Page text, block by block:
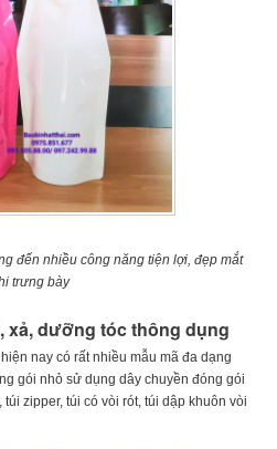
đến nhiều công năng tiện lợi, đẹp mắt
trưng bày
xả, dưỡng tóc thông dụng
nay có rất nhiều mẫu mã đa dạng
gói nhỏ sử dụng dây chuyền đóng gói
zipper, túi có vòi rót, túi dập khuôn vòi